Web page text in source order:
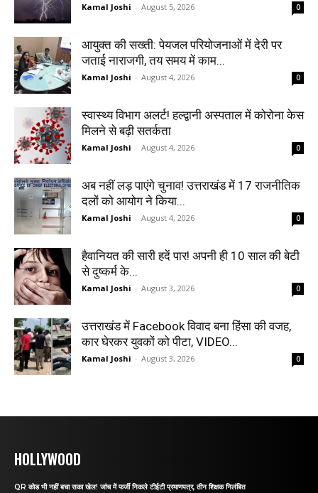
Kamal Joshi - August 5, 2026 0
आयुक्त की सख्ती: पेयजल परियोजनाओं में देरी पर
जताई नाराजगी, तय समय में काम...
Kamal Joshi - August 4, 2026 0
स्वास्थ्य विभाग अलर्ट! हल्द्वानी अस्पताल में कोरोना केस
मिलने से बढ़ी सतर्कता
Kamal Joshi - August 4, 2026 0
अब नहीं लड़ पाएंगे चुनाव! उत्तराखंड में 17 राजनीतिक
दलों को आयोग ने किया...
Kamal Joshi - August 4, 2026 0
हैवानियत की सारी हदें पार! अपनी ही 10 साल की बेटी
से दुष्कर्म के...
Kamal Joshi - August 3, 2026 0
उत्तराखंड में Facebook विवाद बना हिंसा की वजह,
कार घेरकर युवकों को पीटा, VIDEO...
Kamal Joshi - August 3, 2026 0
HOLLYWOOD
QR कोड भी नहीं बचा सका खेल! जांच में फर्जी निकले टीईटी प्रमाणपत्र, तीन शिक्षक निलंबित